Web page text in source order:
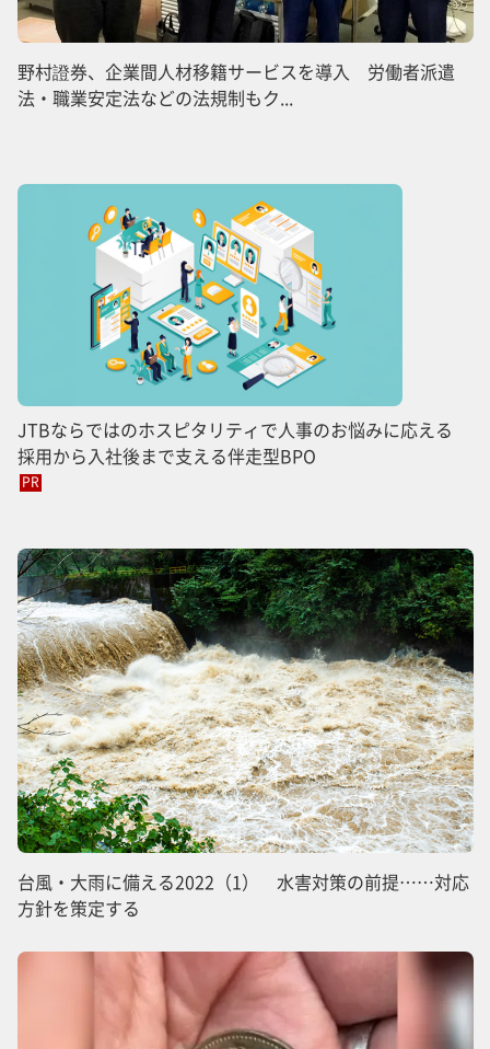
野村證券、企業間人材移籍サービスを導入 労働者派遣
法・職業安定法などの法規制もク...
JTBならではのホスピタリティで人事のお悩みに応える
採用から入社後まで支える伴走型BPO
PR
台風・大雨に備える2022（1） 水害対策の前提……対応
方針を策定する